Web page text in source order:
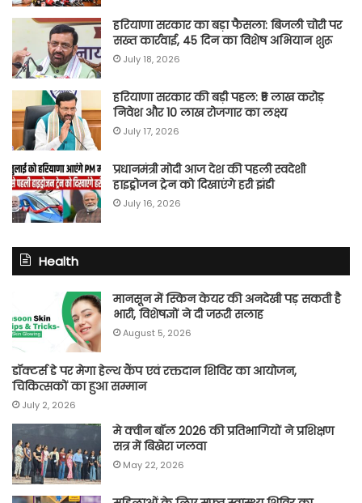
हरियाणा सरकार का बड़ा फैसला: बिजली चोरी पर
सख्त कार्रवाई, 45 दिन का विशेष अभियान शुरू
July 18, 2026
हरियाणा सरकार की बड़ी पहल: ₹5 लाख करोड़
निवेश और 10 लाख रोजगार का लक्ष्य
July 17, 2026
प्रधानमंत्री मोदी आज देश की पहली स्वदेशी
हाइड्रोजन ट्रेन को दिखाएंगे हरी झंडी
July 16, 2026
Health
मानसून में स्किन केयर की अनदेखी पड़ सकती है
भारी, विशेषज्ञों ने दी जरूरी सलाह
August 5, 2026
डॉक्टर्स डे पर मेगा हेल्थ कैंप एवं रक्तदान शिविर का आयोजन,
चिकित्सकों का हुआ सम्मान
July 2, 2026
मे क्वीन बॉल 2026 की प्रतिभागियों ने प्रशिक्षण
सत्र में बिखेरा जलवा
May 22, 2026